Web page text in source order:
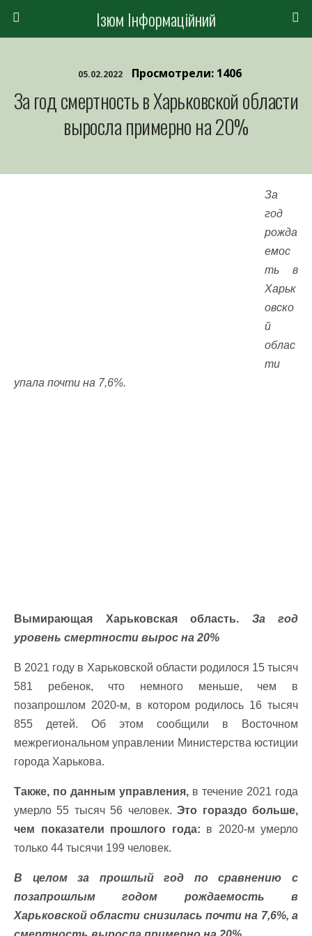
Ізюм Інформаційний
05.02.2022 Просмотрели: 1406
За год смертность в Харьковской области
выросла примерно на 20%
За
год
рожда
емос
ть в
Харьк
овско
й
облас
ти
упала почти на 7,6%.
Вымирающая Харьковская область. За год
уровень смертности вырос на 20%
В 2021 году в Харьковской области родилося 15 тысяч
581 ребенок, что немного меньше, чем в
позапрошлом 2020-м, в котором родилось 16 тысяч
855 детей. Об этом сообщили в Восточном
межрегиональном управлении Министерства юстиции
города Харькова.
Также, по данным управления, в течение 2021 года
умерло 55 тысяч 56 человек. Это гораздо больше,
чем показатели прошлого года: в 2020-м умерло
только 44 тысячи 199 человек.
В целом за прошлый год по сравнению с
позапрошлым годом рождаемость в
Харьковской области снизилась почти на 7,6%, а